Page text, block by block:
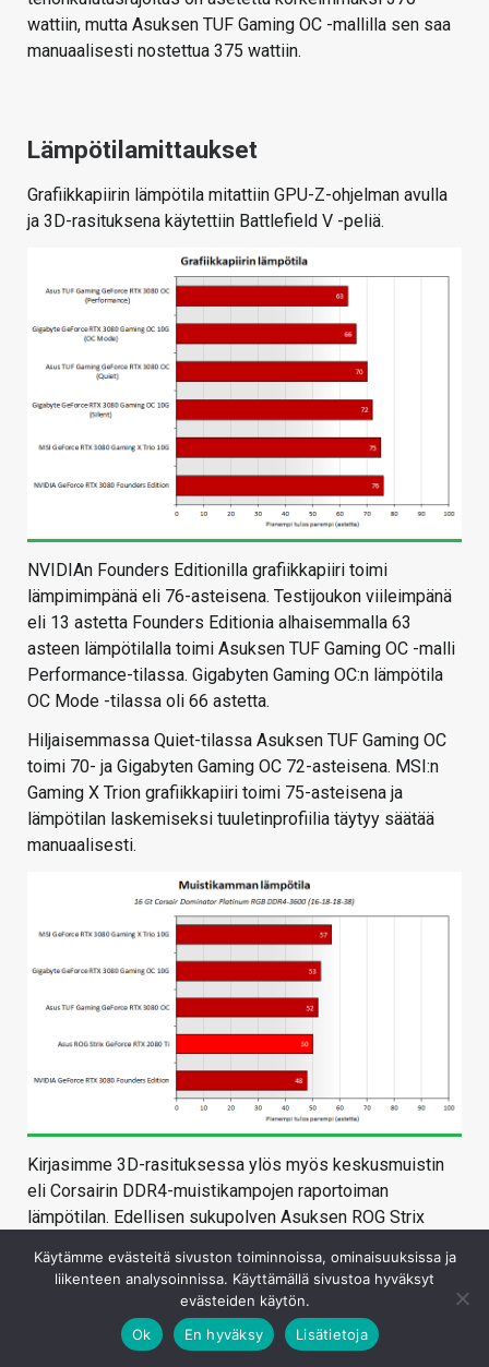
wattiin, mutta Asuksen TUF Gaming OC -mallilla sen saa
manuaalisesti nostettua 375 wattiin.
Lämpötilamittaukset
Grafiikkapiirin lämpötila mitattiin GPU-Z-ohjelman avulla
ja 3D-rasituksena käytettiin Battlefield V -peliä.
NVIDIAn Founders Editionilla grafiikkapiiri toimi
lämpimimpänä eli 76-asteisena. Testijoukon viileimpänä
eli 13 astetta Founders Editionia alhaisemmalla 63
asteen lämpötilalla toimi Asuksen TUF Gaming OC -malli
Performance-tilassa. Gigabyten Gaming OC:n lämpötila
OC Mode -tilassa oli 66 astetta.
Hiljaisemmassa Quiet-tilassa Asuksen TUF Gaming OC
toimi 70- ja Gigabyten Gaming OC 72-asteisena. MSI:n
Gaming X Trion grafiikkapiiri toimi 75-asteisena ja
lämpötilan laskemiseksi tuuletinprofiilia täytyy säätää
manuaalisesti.
Kirjasimme 3D-rasituksessa ylös myös keskusmuistin
eli Corsairin DDR4-muistikampojen raportoiman
lämpötilan. Edellisen sukupolven Asuksen ROG Strix
265 wattia eli noin 60-90 wattia alhaisempi kuin uusilla
GeForce RTX 3080 -näytönohjaimilla. Asuksen 2080 Ti:llä
muistikampojen lämpötilaksi mitattiin 50 astetta, jota
käytetään vertailukohtana.
Käytämme evästeitä sivuston toiminnoissa, ominaisuuksissa ja
liikenteen analysoinnissa. Käyttämällä sivustoa hyväksyt
evästeiden käytön.
Ok
En hyväksy Lisätietoja